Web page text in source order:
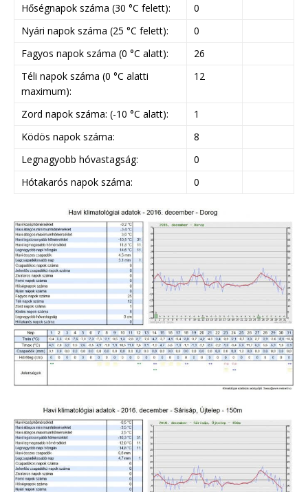
Hőségnapok száma (30 °C felett):
0
Nyári napok száma (25 °C felett):
0
Fagyos napok száma (0 °C alatt):
26
Téli napok száma (0 °C alatti
maximum):
12
Zord napok száma: (-10 °C alatt):
1
Ködös napok száma:
8
Legnagyobb hóvastagság:
0
Hótakarós napok száma:
0